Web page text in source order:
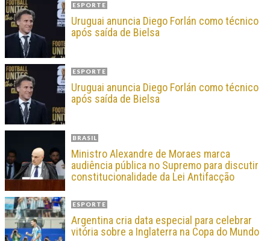
ESPORTE
Uruguai anuncia Diego Forlán como técnico
após saída de Bielsa
ESPORTE
Uruguai anuncia Diego Forlán como técnico
após saída de Bielsa
BRASIL
Ministro Alexandre de Moraes marca
audiência pública no Supremo para discutir
constitucionalidade da Lei Antifacção
ESPORTE
Argentina cria data especial para celebrar
vitória sobre a Inglaterra na Copa do Mundo